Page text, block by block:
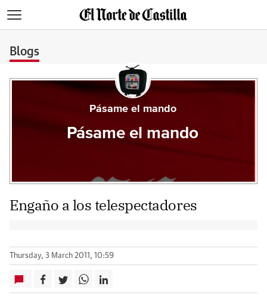
Blogs
Pásame el mando
Pásame el mando
Engaño a los telespectadores
Thursday, 3 March 2011, 10:59